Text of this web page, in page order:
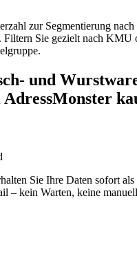
zur Segmentierung nach
Filtern Sie gezielt nach KMU
und
AdressMonster
Sie Ihre Daten sofort
– kein Warten, keine